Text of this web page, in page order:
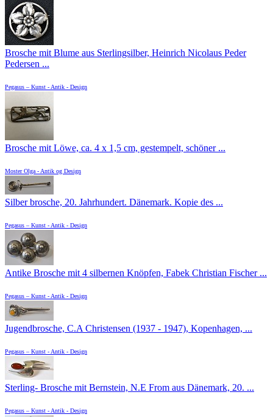
Brosche mit Blume aus Sterlingsilber, Heinrich Nicolaus Peder
Pedersen ...
Pegasus – Kunst - Antik - Design
Brosche mit Löwe, ca. 4 x 1,5 cm, gestempelt, schöner ...
Moster Olga - Antik og Design
Silber brosche, 20. Jahrhundert. Dänemark. Kopie des ...
Pegasus – Kunst - Antik - Design
Antike Brosche mit 4 silbernen Knöpfen, Fabek Christian Fischer ...
Pegasus – Kunst - Antik - Design
Jugendbrosche, C.A Christensen (1937 - 1947), Kopenhagen, ...
Pegasus – Kunst - Antik - Design
Sterling- Brosche mit Bernstein, N.E From aus Dänemark, 20. ...
Pegasus – Kunst - Antik - Design